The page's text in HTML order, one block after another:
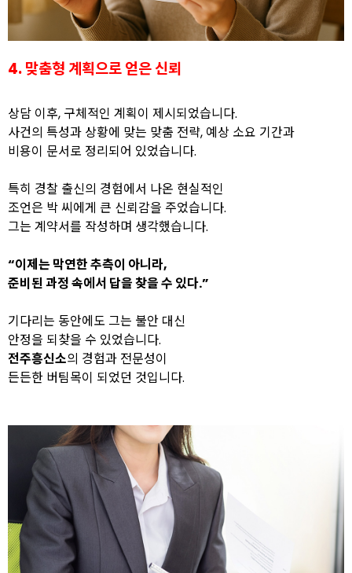
4. 맞춤형 계획으로 얻은 신뢰
상담 이후, 구체적인 계획이 제시되었습니다.
사건의 특성과 상황에 맞는 맞춤 전략, 예상 소요 기간과
비용이 문서로 정리되어 있었습니다.
특히 경찰 출신의 경험에서 나온 현실적인
조언은 박 씨에게 큰 신뢰감을 주었습니다.
그는 계약서를 작성하며 생각했습니다.
“이제는 막연한 추측이 아니라,
준비된 과정 속에서 답을 찾을 수 있다.”
기다리는 동안에도 그는 불안 대신
안정을 되찾을 수 있었습니다.
전주흥신소의 경험과 전문성이
든든한 버팀목이 되었던 것입니다.